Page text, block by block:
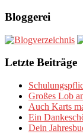
Bloggerei
Letzte Beiträge
Großes Lob
Auch Karts
Ein
Dein